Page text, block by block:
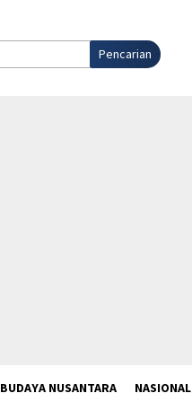
Pencarian
BUDAYA NUSANTARA NASIONAL